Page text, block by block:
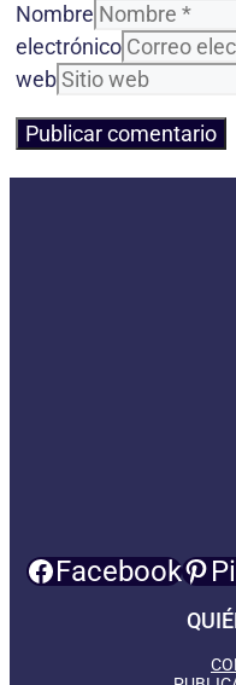
Nombre
electrónico
web
Facebook